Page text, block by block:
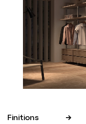
Finitions